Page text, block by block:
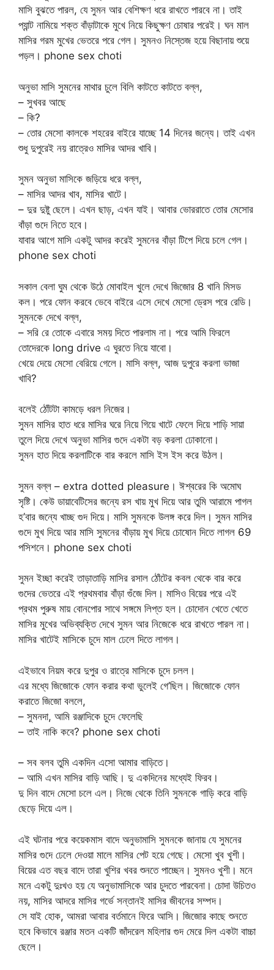
মাসি বুঝতে পারল, যে সুমন আর বেশিক্ষণ ধরে রাখতে পারবে না। তাই
প্যান্ট নামিয়ে শক্ত বাঁড়াটাকে মুখে নিয়ে কিছুক্ষণ চোষার পরেই। ঘন মাল
মাসির গরম মুখের ভেতরে পরে গেল। সুমনও নিস্তেজ হয়ে বিছানায় শুয়ে
পড়ল। phone sex choti
অনুভা মাসি সুমনের মাথার চুলে বিলি কাটতে কাটতে বল্ল,
– সুখবর আছে
– কি?
– তোর মেসো কালকে শহরের বাইরে যাচ্ছে 14 দিনের জন্যে। তাই এখন
শুধু দুপুরেই নয় রাত্রেও মাসির আদর খাবি।
সুমন অনুভা মাসিকে জড়িয়ে ধরে বল্ল,
– মাসির আদর খাব, মাসির খাটে।
– দুর দুষ্টু ছেলে। এখন ছাড়, এখন যাই। আবার ভোররাতে তোর মেসোর
বাঁড়া গুদে নিতে হবে।
যাবার আগে মাসি একটু আদর করেই সুমনের বাঁড়া টিপে দিয়ে চলে গেল।
phone sex choti
সকাল বেলা ঘুম থেকে উঠে মোবাইল খুলে দেখে জিজোর 8 খানি মিসড
কল। পরে ফোন করবে ভেবে বাইরে এসে দেখে মেসো ড্রেস পরে রেডি।
সুমনকে দেখে বল্ল,
– সরি রে তোকে এবারে সময় দিতে পারলাম না। পরে আমি ফিরলে
তোদেরকে long drive এ ঘুরতে নিয়ে যাবো।
খেয়ে দেয়ে মেসো বেরিয়ে গেলে। মাসি বল্ল, আজ দুপুরে করলা ভাজা
খাবি?
বলেই ঠোঁটটা কামড়ে ধরল নিজের।
সুমন মাসির হাত ধরে মাসির ঘরে নিয়ে গিয়ে খাটে ফেলে দিয়ে শাড়ি সায়া
তুলে দিয়ে দেখে অনুভা মাসির গুদে একটা বড় করলা ঢোকানো।
সুমন হাত দিয়ে করলাটিকে বার করলে মাসি ইস ইস করে উঠল।
সুমন বল্ল – extra dotted pleasure। ঈশ্বরের কি অমোঘ
সৃষ্টি। কেউ ডায়াবেটিসের জন্যে রস খায় মুখ দিয়ে আর তুমি আরামে পাগল
হ’বার জন্যে খাচ্ছ গুদ দিয়ে। মাসি সুমনকে উলঙ্গ করে দিল। সুমন মাসির
গুদে মুখ দিয়ে আর মাসি সুমনের বাঁড়ায় মুখ দিয়ে চোষোন দিতে লাগল 69
পসিশনে। phone sex choti
সুমন ইচ্ছা করেই তাড়াতাড়ি মাসির রসাল ঠোঁটের কবল থেকে বার করে
গুদের ভেতরে এই প্রথমবার বাঁড়া গুঁজে দিল। মাসিও বিয়ের পরে এই
প্রথম পুরুষ মায় বোনপোর সাথে সঙ্গমে লিপ্ত হল। চোদোন খেতে খেতে
মাসির মুখের অভিব্যক্তি দেখে সুমন আর নিজেকে ধরে রাখতে পারল না।
মাসির খাটেই মাসিকে চুদে মাল ঢেলে দিতে লাগল।
এইভাবে নিয়ম করে দুপুর ও রাত্রে মাসিকে চুদে চলল।
এর মধ্যে জিজোকে ফোন করার কথা ভুলেই গে’ছিল। জিজোকে ফোন
করাতে জিজো বললে,
– সুমনদা, আমি রঞ্জাদিকে চুদে ফেলেছি
– তাই নাকি কবে? phone sex choti
– সব বলব তুমি একদিন এসো আমার বাড়িতে।
– আমি এখন মাসির বাড়ি আছি। দু একদিনের মধ্যেই ফিরব।
দু দিন বাদে মেসো চলে এল। নিজে থেকে তিনি সুমনকে গাড়ি করে বাড়ি
ছেড়ে দিয়ে এল।
এই ঘটনার পরে কয়েকমাস বাদে অনুভামাসি সুমনকে জানায় যে সুমনের
মাসির গুদে ঢেলে দেওয়া মালে মাসির পেট হয়ে গেছে। মেসো খুব খুশী।
বিয়ের এত বছর বাদে তারা খুশির খবর শুনতে পাচ্ছেন। সুমনও খুশী। মনে
মনে একটু দুঃখও হয় যে অনুভামাসিকে আর চুদতে পারবেনা। চোদা উচিতও
নয়, মাসির আদরে মাসির গর্ভে সন্তানই মাসির জীবনের সম্পদ।
সে যাই হোক, আমরা আবার বর্তমানে ফিরে আসি। জিজোর কাছে শুনতে
হবে কিভাবে রঞ্জার মতন একটি জাঁদরেল মহিলার গুদ মেরে দিল একটা বাচ্চা
ছেলে।